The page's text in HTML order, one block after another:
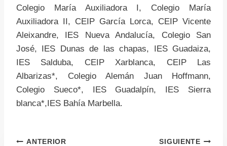
Colegio María Auxiliadora I, Colegio María
Auxiliadora II, CEIP García Lorca, CEIP Vicente
Aleixandre, IES Nueva Andalucía, Colegio San
José, IES Dunas de las chapas, IES Guadaiza,
IES Salduba, CEIP Xarblanca, CEIP Las
Albarizas*, Colegio Alemán Juan Hoffmann,
Colegio Sueco*, IES Guadalpín, IES Sierra
blanca*,IES Bahía Marbella.
ANTERIOR SIGUIENTE